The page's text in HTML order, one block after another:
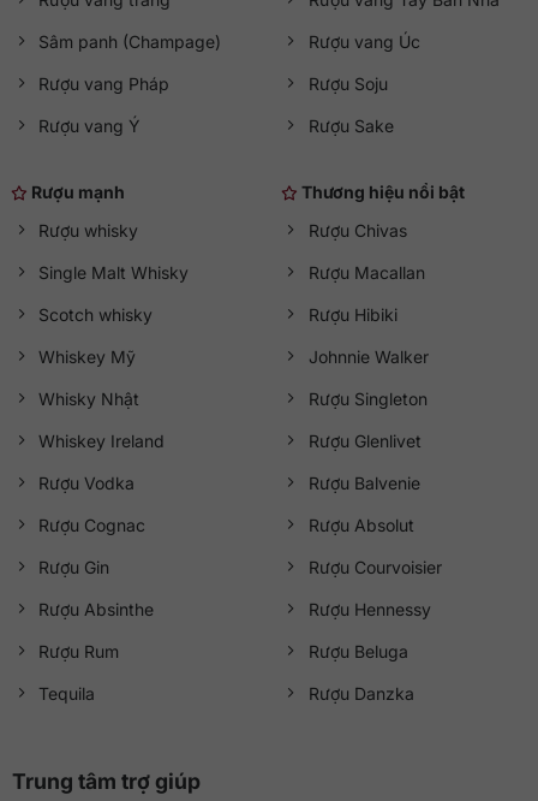
Sâm panh (Champage)
Rượu vang Pháp
Rượu vang Ý
Rượu vang Úc
Rượu Soju
Rượu Sake
Rượu mạnh
Rượu whisky
Single Malt Whisky
Scotch whisky
Whiskey Mỹ
Whisky Nhật
Whiskey Ireland
Rượu Vodka
Rượu Cognac
Rượu Gin
Rượu Absinthe
Rượu Rum
Tequila
Thương hiệu nổi bật
Rượu Chivas
Rượu Macallan
Rượu Hibiki
Johnnie Walker
Rượu Singleton
Rượu Glenlivet
Rượu Balvenie
Rượu Absolut
Rượu Courvoisier
Rượu Hennessy
Rượu Beluga
Rượu Danzka
Trung tâm trợ giúp